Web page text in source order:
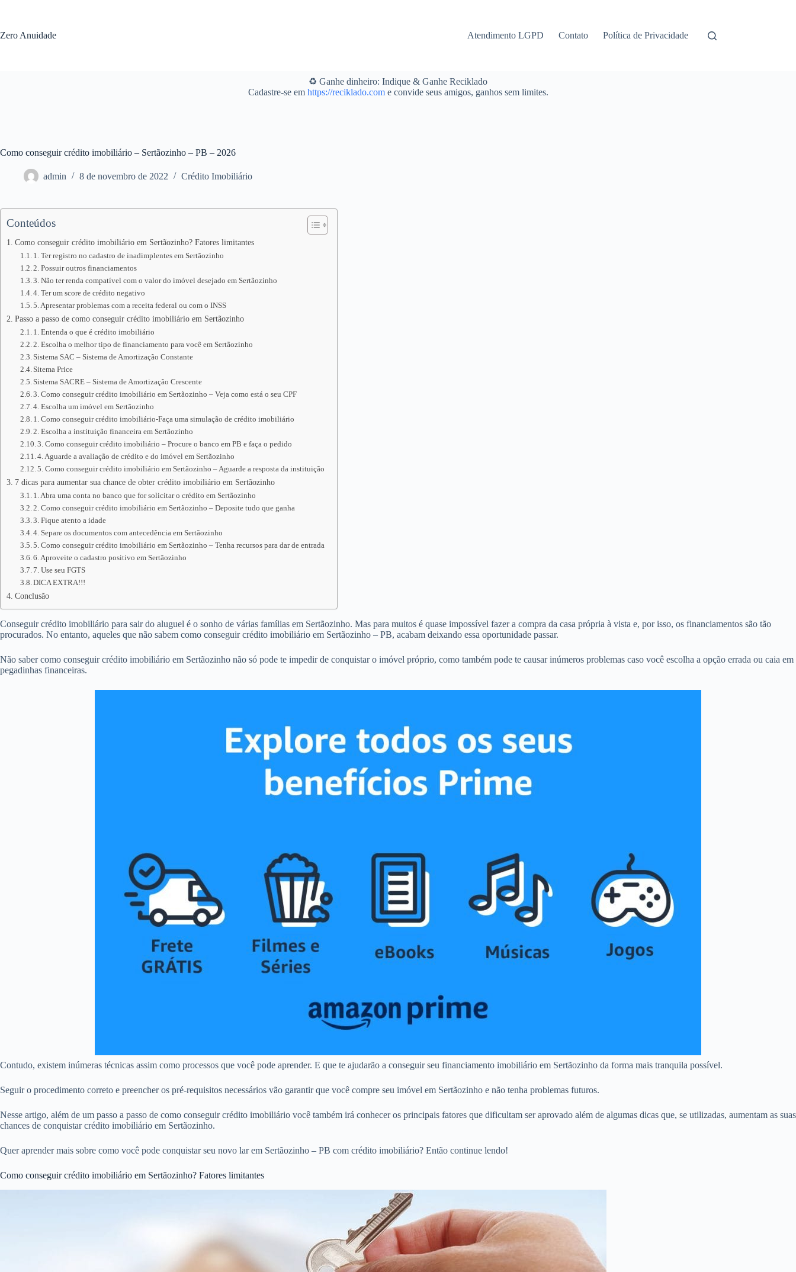
conteúdo
Zero Anuidade Atendimento LGPD Contato Política de Privacidade
♻️ Ganhe dinheiro: Indique & Ganhe Reciklado
Cadastre-se em https://reciklado.come convide seus amigos, ganhos sem limites.
Como conseguir crédito imobiliário – Sertãozinho – PB – 2026
admin 8 de novembro de 2022 Crédito Imobiliário
Conteúdos
Como conseguir crédito imobiliário em Sertãozinho? Fatores limitantes
1. Ter registro no cadastro de inadimplentes em Sertãozinho
2. Possuir outros financiamentos
3. Não ter renda compatível com o valor do imóvel desejado em Sertãozinho
4. Ter um score de crédito negativo
5. Apresentar problemas com a receita federal ou com o INSS
Passo a passo de como conseguir crédito imobiliário em Sertãozinho
1. Entenda o que é crédito imobiliário
2. Escolha o melhor tipo de financiamento para você em Sertãozinho
Sistema SAC – Sistema de Amortização Constante
Sitema Price
Sistema SACRE – Sistema de Amortização Crescente
3. Como conseguir crédito imobiliário em Sertãozinho – Veja como está o seu CPF
4. Escolha um imóvel em Sertãozinho
1. Como conseguir crédito imobiliário-Faça uma simulação de crédito imobiliário
2. Escolha a instituição financeira em Sertãozinho
3. Como conseguir crédito imobiliário – Procure o banco em PB e faça o pedido
4. Aguarde a avaliação de crédito e do imóvel em Sertãozinho
5. Como conseguir crédito imobiliário em Sertãozinho – Aguarde a resposta da instituição
7 dicas para aumentar sua chance de obter crédito imobiliário em Sertãozinho
1. Abra uma conta no banco que for solicitar o crédito em Sertãozinho
2. Como conseguir crédito imobiliário em Sertãozinho – Deposite tudo que ganha
3. Fique atento a idade
4. Separe os documentos com antecedência em Sertãozinho
5. Como conseguir crédito imobiliário em Sertãozinho – Tenha recursos para dar de entrada
6. Aproveite o cadastro positivo em Sertãozinho
7. Use seu FGTS
DICA EXTRA!!!
Conclusão
Conseguir crédito imobiliário para sair do aluguel é o sonho de várias famílias em Sertãozinho. Mas para muitos é quase impossível fazer a compra da casa própria à vista e, por isso, os financiamentos são tão
procurados. No entanto, aqueles que não sabem como conseguir crédito imobiliário em Sertãozinho – PB, acabam deixando essa oportunidade passar.
Não saber como conseguir crédito imobiliário em Sertãozinho não só pode te impedir de conquistar o imóvel próprio, como também pode te causar inúmeros problemas caso você escolha a opção errada ou caia em
pegadinhas financeiras.
Contudo, existem inúmeras técnicas assim como processos que você pode aprender. E que te ajudarão a conseguir seu financiamento imobiliário em Sertãozinho da forma mais tranquila possível.
Seguir o procedimento correto e preencher os pré-requisitos necessários vão garantir que você compre seu imóvel em Sertãozinho e não tenha problemas futuros.
Nesse artigo, além de um passo a passo de como conseguir crédito imobiliário você também irá conhecer os principais fatores que dificultam ser aprovado além de algumas dicas que, se utilizadas, aumentam as suas
chances de conquistar crédito imobiliário em Sertãozinho.
Quer aprender mais sobre como você pode conquistar seu novo lar em Sertãozinho – PB com crédito imobiliário? Então continue lendo!
Como conseguir crédito imobiliário em Sertãozinho? Fatores limitantes